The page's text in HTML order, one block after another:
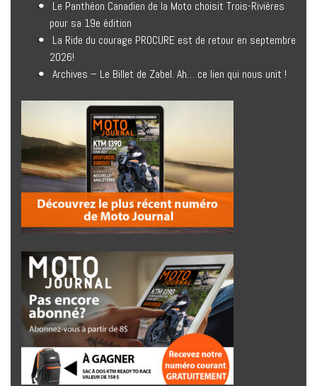
Le Panthéon Canadien de la Moto choisit Trois-Rivières
pour sa 19e édition
La Ride du courage PROCURE est de retour en septembre
2026!
Archives – Le Billet de Zabel. Ah… ce lien qui nous unit !